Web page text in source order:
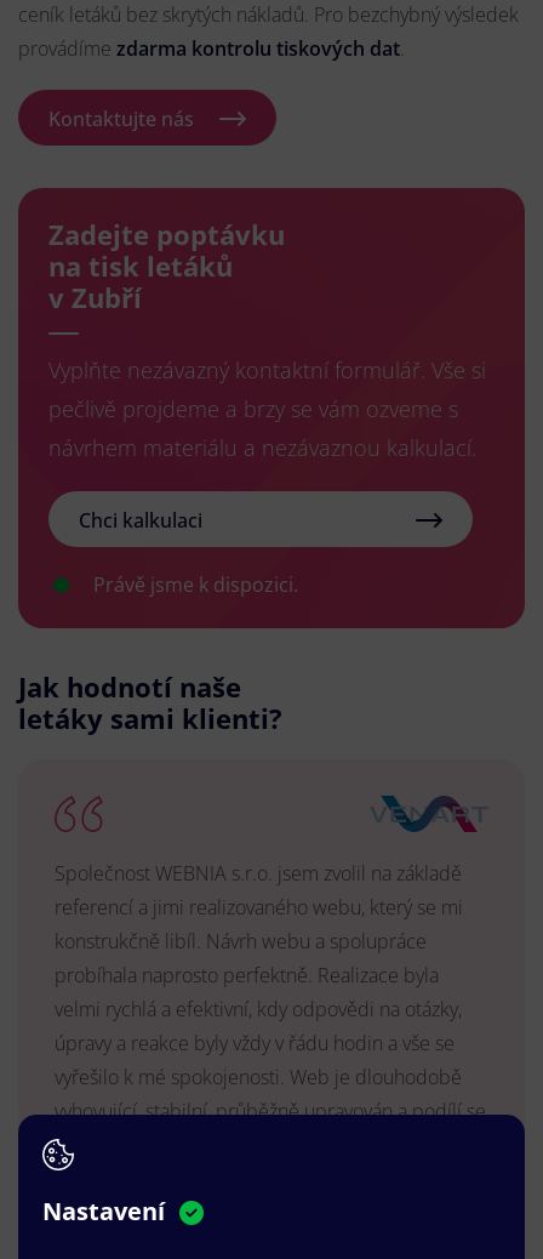
ceník letáků bez skrytých nákladů. Pro bezchybný výsledek
provádíme zdarma kontrolu tiskových dat.
Kontaktujte nás
Zadejte poptávku
na tisk letáků
v Zubří
Vyplňte nezávazný kontaktní formulář. Vše si
pečlivě projdeme a brzy se vám ozveme s
návrhem materiálu a nezávaznou kalkulací.
Chci kalkulaci
Právě jsme k dispozici.
Jak hodnotí naše
letáky sami klienti?
Společnost WEBNIA s.r.o. jsem zvolil na základě
referencí a jimi realizovaného webu, který se mi
konstrukčně libíl. Návrh webu a spolupráce
probíhala naprosto perfektně. Realizace byla
velmi rychlá a efektivní, kdy odpovědi na otázky,
úpravy a reakce byly vždy v řádu hodin a vše se
vyřešilo k mé spokojenosti. Web je dlouhodobě
vyhovující, stabilní, průběžně upravován a podílí se
na pozitivním vnímání naší značky.
MUDr. Radek Vyšohlíd
VENART s.r.o.
Nastavení